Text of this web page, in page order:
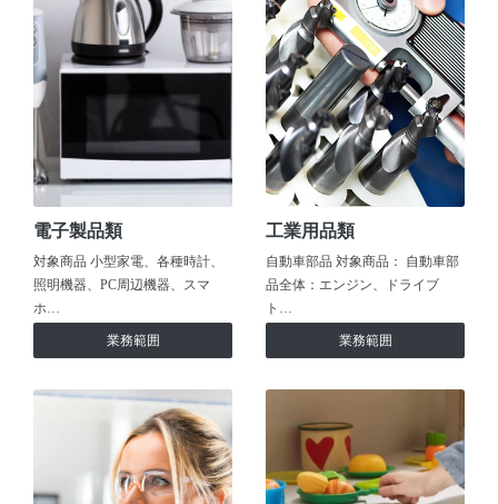
電子製品類
対象商品 小型家電、各種時計、
照明機器、PC周辺機器、スマ
ホ…
業務範囲
工業用品類
自動車部品 対象商品： 自動車部
品全体：エンジン、ドライブ
ト…
業務範囲